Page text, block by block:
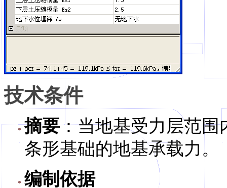
技术条件
摘要：当地基受力层范围
条形基础的地基承载力。
编制依据